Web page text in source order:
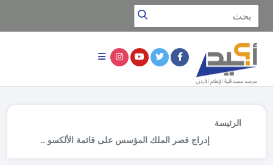
الرئيسة
إدراج قصر الملك المؤسس على قائمة الألكسو ..